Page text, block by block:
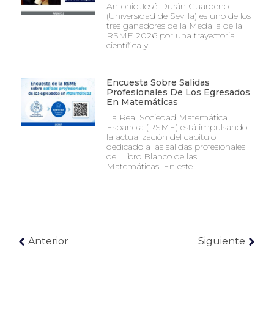
Antonio José Durán Guardeño
(Universidad de Sevilla) es uno de los
tres ganadores de la Medalla de la
RSME 2026 por una trayectoria
científica y
Encuesta Sobre Salidas
Profesionales De Los Egresados
En Matemáticas
La Real Sociedad Matemática
Española (RSME) está impulsando
la actualización del capítulo
dedicado a las salidas profesionales
del Libro Blanco de las
Matemáticas. En este
Anterior Siguiente